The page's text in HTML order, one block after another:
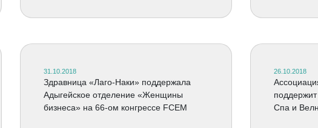
31.10.2018
Здравница «Лаго-Наки» поддержала
Адыгейское отделение «Женщины
бизнеса» на 66-ом конгрессе FCEM
26.10.2018
Спа и